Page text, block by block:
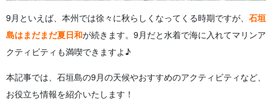
9 当日長蛇の列に並ぶ必要なし！ フェリーチケットは事前予約
しておこう
10
石垣島の9月に関するよくある質問（FAQ）
11
まとめ
9月といえば、本州では徐々に秋らしくなってくる時期ですが、 石垣
島はまだまだ夏日和が続きます。9月だと水着で海に入れてマリンア
クティビティも満喫できますよ♪
本記事では、石垣島の9月の天候やおすすめのアクティビティなど、
お役立ち情報を紹介いたします！